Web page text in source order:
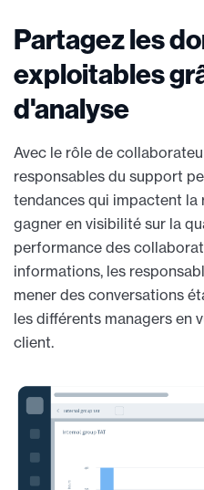
Partagez les
exploitables
d'analyse
Avec le rôle de
responsables du support
tendances qui impactent la
gagner en visibilité sur la
performance des
informations, les
mener des conversations
les différents managers en
client.